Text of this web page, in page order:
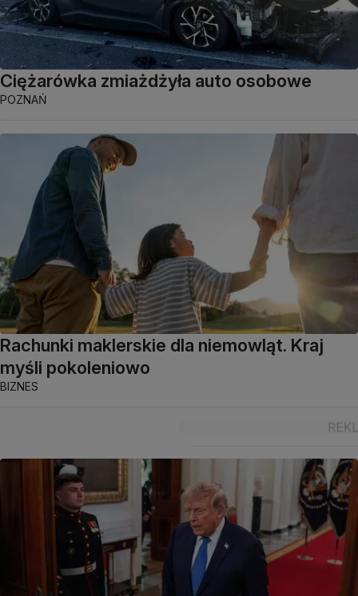
Ciężarówka zmiażdżyła auto osobowe
POZNAŃ
Rachunki maklerskie dla niemowląt. Kraj
myśli pokoleniowo
BIZNES